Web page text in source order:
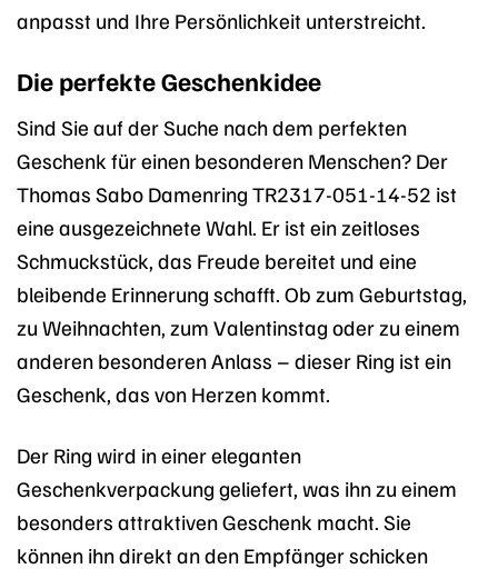
anpasst und Ihre Persönlichkeit unterstreicht.
Die perfekte Geschenkidee
Sind Sie auf der Suche nach dem perfekten
Geschenk für einen besonderen Menschen? Der
Thomas Sabo Damenring TR2317-051-14-52 ist
eine ausgezeichnete Wahl. Er ist ein zeitloses
Schmuckstück, das Freude bereitet und eine
bleibende Erinnerung schafft. Ob zum Geburtstag,
zu Weihnachten, zum Valentinstag oder zu einem
anderen besonderen Anlass – dieser Ring ist ein
Geschenk, das von Herzen kommt.
Der Ring wird in einer eleganten
Geschenkverpackung geliefert, was ihn zu einem
besonders attraktiven Geschenk macht. Sie
können ihn direkt an den Empfänger schicken